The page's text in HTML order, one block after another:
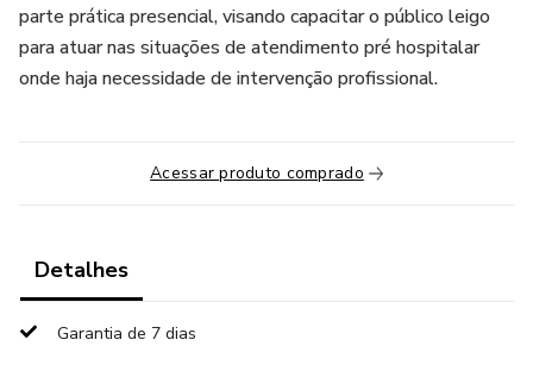
parte prática presencial, visando capacitar o público leigo
para atuar nas situações de atendimento pré hospitalar
onde haja necessidade de intervenção profissional.
Acessar produto comprado
Detalhes
Garantia de 7 dias